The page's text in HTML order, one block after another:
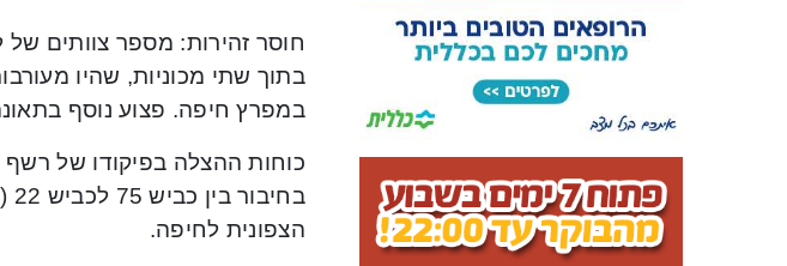
חוסר זהירות: מספר צוותים
בתוך שתי מכוניות, שהיו
במפרץ חיפה. פצוע נוסף
כוחות ההצלה בפיקודו של רשף
הצפונית לחיפה.